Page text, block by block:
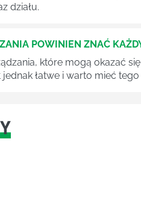
działu.
POWINIEN ZNAĆ
które mogą okazać
łatwe i warto mieć